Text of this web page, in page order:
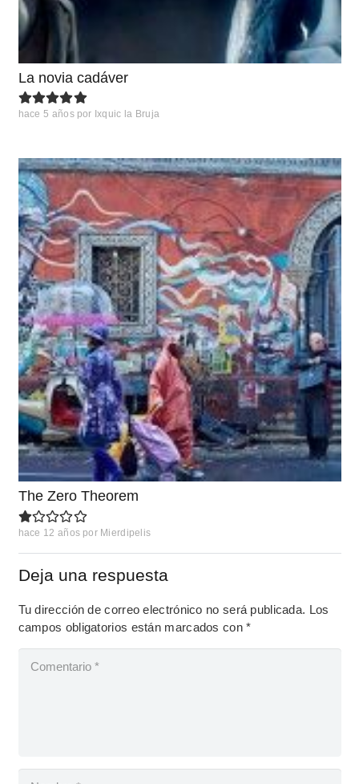
La novia cadáver
hace 5 años por Ixquic la Bruja
The Zero Theorem
hace 12 años por Mierdipelis
Deja una respuesta
Tu dirección de correo electrónico no será publicada. Los
campos obligatorios están marcados con*